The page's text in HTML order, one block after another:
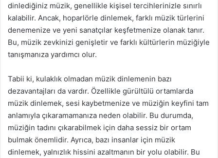
dinlediğiniz müzik, genellikle kişisel tercihlerinizle sınırlı
kalabilir. Ancak, hoparlörle dinlemek, farklı müzik türlerini
denemenize ve yeni sanatçılar keşfetmenize olanak tanır.
Bu, müzik zevkinizi genişletir ve farklı kültürlerin müziğiyle
tanışmanıza yardımcı olur.
Tabii ki, kulaklık olmadan müzik dinlemenin bazı
dezavantajları da vardır. Özellikle gürültülü ortamlarda
müzik dinlemek, sesi kaybetmenize ve müziğin keyfini tam
anlamıyla çıkaramamanıza neden olabilir. Bu durumda,
müziğin tadını çıkarabilmek için daha sessiz bir ortam
bulmak önemlidir. Ayrıca, bazı insanlar için müzik
dinlemek, yalnızlık hissini azaltmanın bir yolu olabilir. Bu